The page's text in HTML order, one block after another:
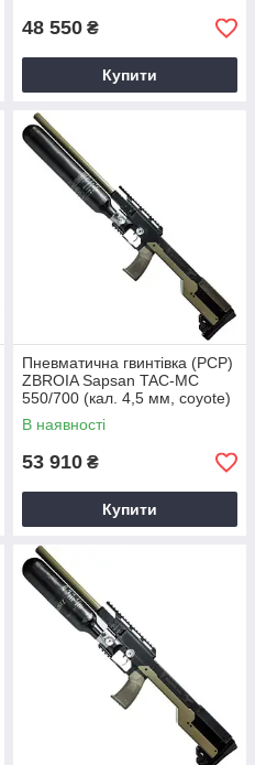
48 550 ₴
Купити
Пневматична гвинтівка (PCP)
ZBROIA Sapsan TAC-MC
550/700 (кал. 4,5 мм, coyote)
В наявності
53 910 ₴
Купити